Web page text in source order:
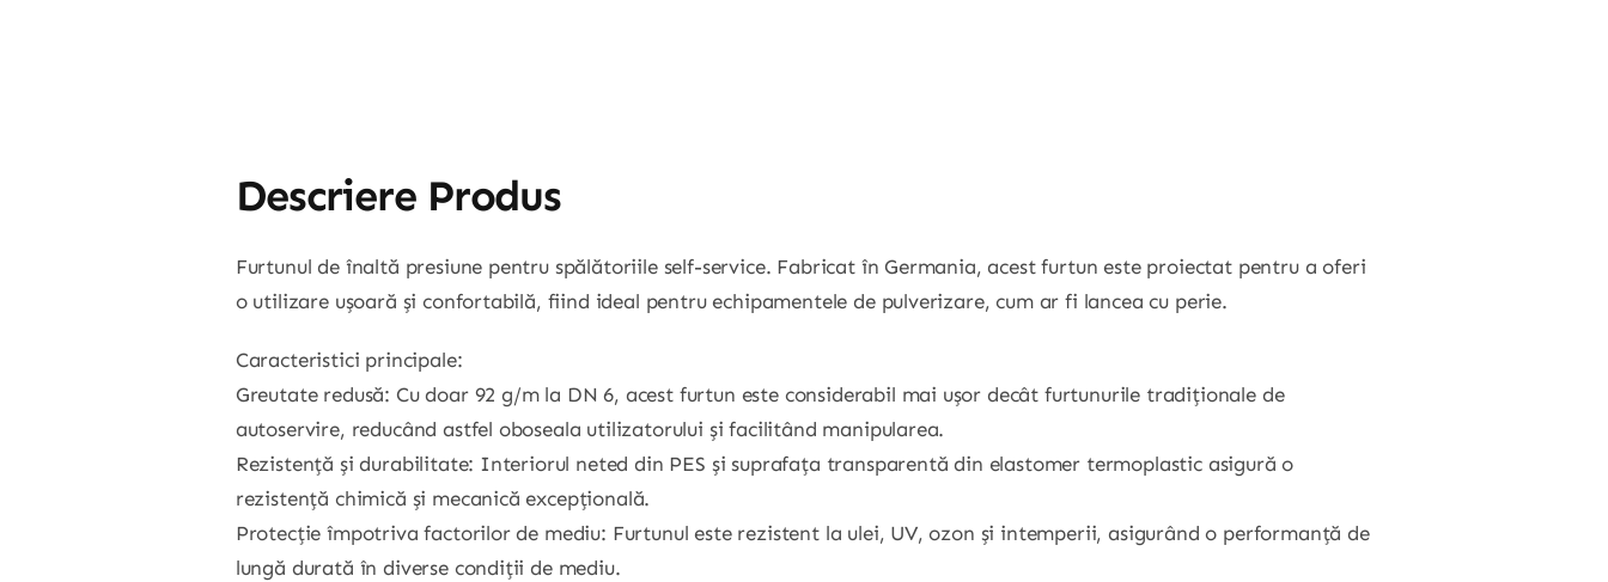
Descriere Produs
Furtunul de înaltă presiune pentru spălătoriile self-service. Fabricat în Germania, acest furtun este proiectat pentru a oferi
o utilizare ușoară și confortabilă, fiind ideal pentru echipamentele de pulverizare, cum ar fi lancea cu perie.
Caracteristici principale:
Greutate redusă: Cu doar 92 g/m la DN 6, acest furtun este considerabil mai ușor decât furtunurile tradiționale de
autoservire, reducând astfel oboseala utilizatorului și facilitând manipularea.
Rezistență și durabilitate: Interiorul neted din PES și suprafața transparentă din elastomer termoplastic asigură o
rezistență chimică și mecanică excepțională.
Protecție împotriva factorilor de mediu: Furtunul este rezistent la ulei, UV, ozon și intemperii, asigurând o performanță de
lungă durată în diverse condiții de mediu.